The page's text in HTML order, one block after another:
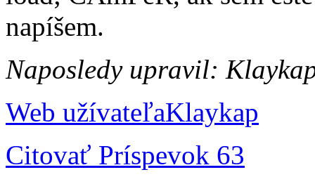
napíšem.
Naposledy upravil:
Web užívateľaKlaykap
Citovať Príspevok 63